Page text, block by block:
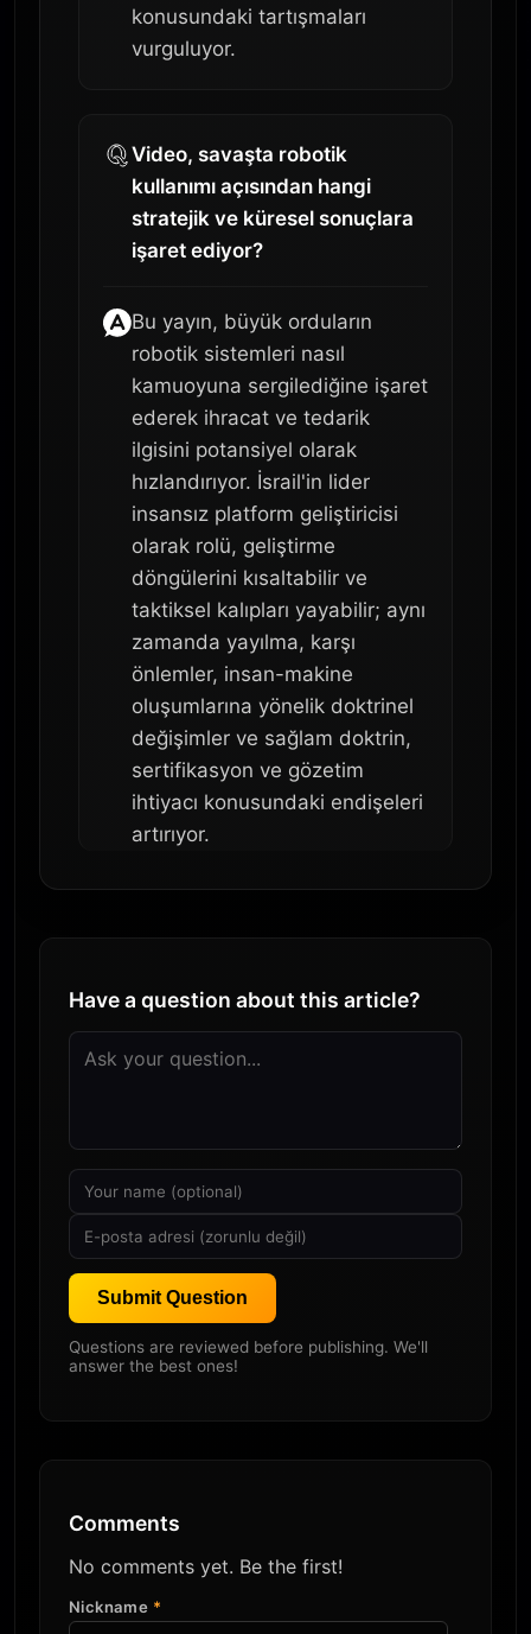
konusundaki tartışmaları
vurguluyor.
Video, savaşta robotik
kullanımı açısından hangi
stratejik ve küresel sonuçlara
işaret ediyor?
Bu yayın, büyük orduların
robotik sistemleri nasıl
kamuoyuna sergilediğine işaret
ederek ihracat ve tedarik
ilgisini potansiyel olarak
hızlandırıyor. İsrail'in lider
insansız platform geliştiricisi
olarak rolü, geliştirme
döngülerini kısaltabilir ve
taktiksel kalıpları yayabilir; aynı
zamanda yayılma, karşı
önlemler, insan-makine
oluşumlarına yönelik doktrinel
değişimler ve sağlam doktrin,
sertifikasyon ve gözetim
ihtiyacı konusundaki endişeleri
artırıyor.
Have a question about this article?
Submit Question
Questions are reviewed before publishing. We'll
answer the best ones!
Comments
No comments yet. Be the first!
Nickname *